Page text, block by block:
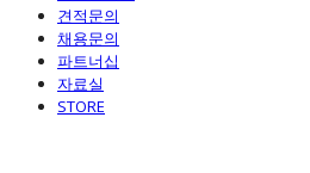
견적문의
채용문의
파트너십
자료실
STORE